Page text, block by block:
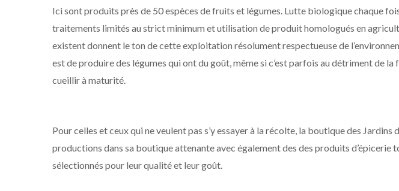
Ici sont produits près de 50 espèces de fruits et légumes. Lutte biologique chaque
traitements limités au strict minimum et utilisation de produit homologués en
existent donnent le ton de cette exploitation résolument respectueuse de
est de produire des légumes qui ont du goût, même si c’est parfois au détriment de la
cueillir à maturité.
Pour celles et ceux qui ne veulent pas s’y essayer à la récolte, la boutique des Jardins
productions dans sa boutique attenante avec également des des produits d’épicerie
sélectionnés pour leur qualité et leur goût.